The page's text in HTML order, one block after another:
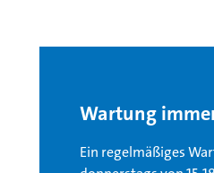
Wartung
Ein regelmäßiges